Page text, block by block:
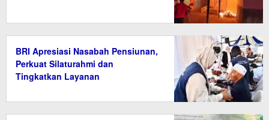
BRI Apresiasi Nasabah Pensiunan,
Perkuat Silaturahmi dan
Tingkatkan Layanan